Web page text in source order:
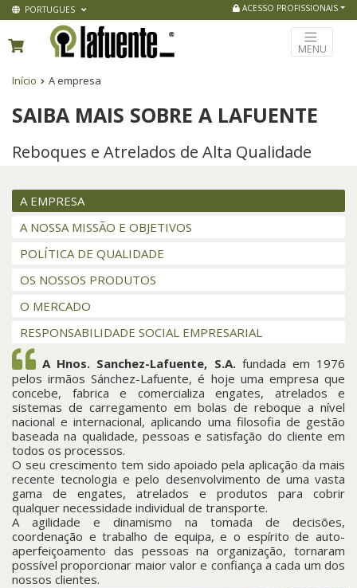
PORTUGUES ACESSO PROFISSIONAIS
MENU
Início A empresa
SAIBA MAIS SOBRE A LAFUENTE
Reboques e Atrelados de Alta Qualidade
A EMPRESA
A NOSSA MISSÃO E OBJETIVOS
POLÍTICA DE QUALIDADE
OS NOSSOS PRODUTOS
O MERCADO
RESPONSABILIDADE SOCIAL EMPRESARIAL
A Hnos. Sanchez-Lafuente, S.A.fundada em 1976
pelos irmãos Sánchez-Lafuente, é hoje uma empresa que
concebe, fabrica e comercializa engates, atrelados e
sistemas de carregamento em bolas de reboque a nível
nacional e internacional, aplicando uma filosofia de gestão
baseada na qualidade, pessoas e satisfação do cliente em
todos os processos.
O seu crescimento tem sido apoiado pela aplicação da mais
recente tecnologia e pelo desenvolvimento de uma vasta
gama de engates, atrelados e produtos para cobrir
qualquer necessidade individual de transporte.
A agilidade e dinamismo na tomada de decisões,
coordenação e trabalho de equipa, e o espírito de auto-
aperfeiçoamento das pessoas na organização, tornaram
possível proporcionar maior valor e confiança a cada um dos
nossos clientes.